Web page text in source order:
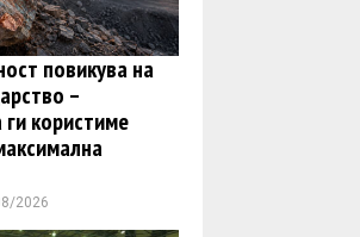
повикува на
–
користиме
2026